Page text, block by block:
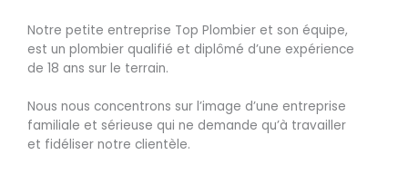
Notre petite entreprise Top Plombier et son équipe,
est un plombier qualifié et diplômé d’une expérience
de 18 ans sur le terrain.
Nous nous concentrons sur l’image d’une entreprise
familiale et sérieuse qui ne demande qu’à travailler
et fidéliser notre clientèle.